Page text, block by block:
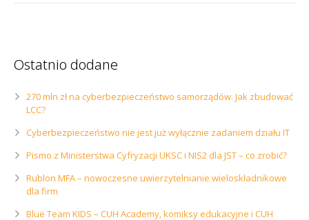
Ostatnio dodane
270 mln zł na cyberbezpieczeństwo samorządów. Jak zbudować
LCC?
Cyberbezpieczeństwo nie jest już wyłącznie zadaniem działu IT
Pismo z Ministerstwa Cyfryzacji UKSC i NIS2 dla JST – co zrobić?
Rublon MFA – nowoczesne uwierzytelnianie wieloskładnikowe
dla firm
Blue Team KIDS – CUH Academy, komiksy edukacyjne i CUH